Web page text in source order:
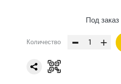
Под заказ
Количество - +